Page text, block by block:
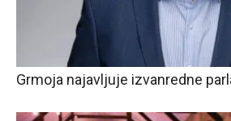
Grmoja najavljuje izvanredne